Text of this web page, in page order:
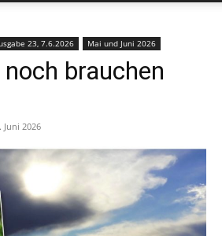
Sonntagsblatt
23, 7.6.2026 Mai und Juni 2026
brauchen
Juni 2026